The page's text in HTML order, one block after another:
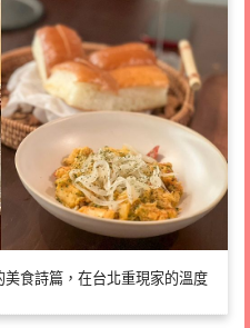
美食詩篇，在台北重現家的溫度